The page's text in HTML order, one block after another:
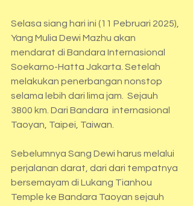
Selasa siang hari ini (11 Pebruari 2025),
Yang Mulia Dewi Mazhu akan
mendarat di Bandara Internasional
Soekarno-Hatta Jakarta. Setelah
melakukan penerbangan nonstop
selama lebih dari lima jam.  Sejauh
3800 km. Dari Bandara  internasional
Taoyan, Taipei, Taiwan.
Sebelumnya Sang Dewi harus melalui
perjalanan darat, dari dari tempatnya
bersemayam di Lukang Tianhou
Temple ke Bandara Taoyan sejauh